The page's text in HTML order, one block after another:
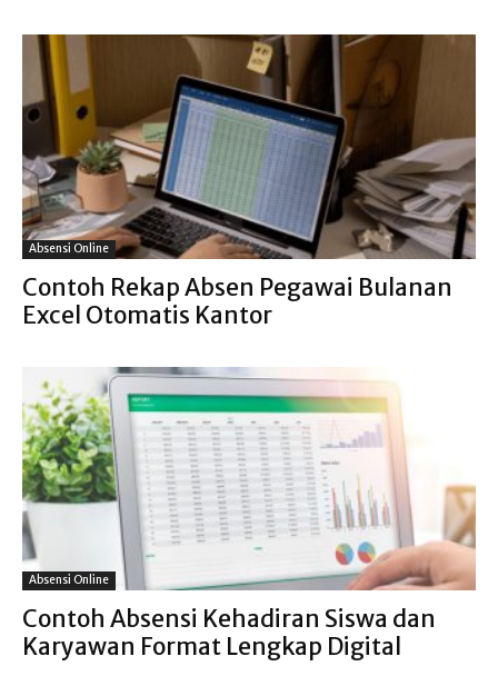
Absensi Online
Contoh Rekap Absen Pegawai Bulanan
Excel Otomatis Kantor
Absensi Online
Contoh Absensi Kehadiran Siswa dan
Karyawan Format Lengkap Digital